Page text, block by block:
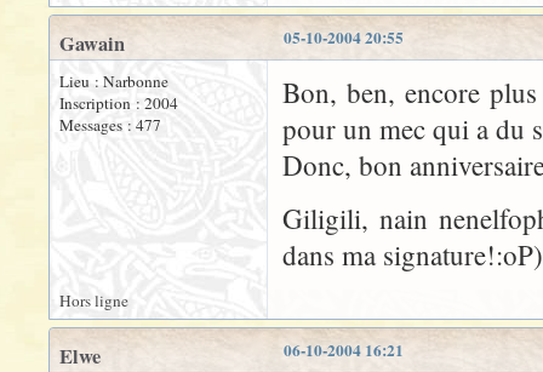
05-10-2004 20:55
Gawain
Lieu : Narbonne
Inscription : 2004
Messages : 477
Bon, ben, encore
pour un mec qui a du
Donc, bon
Giligili, nain
dans ma signature!:oP)
Hors ligne
06-10-2004 16:21
Elwe